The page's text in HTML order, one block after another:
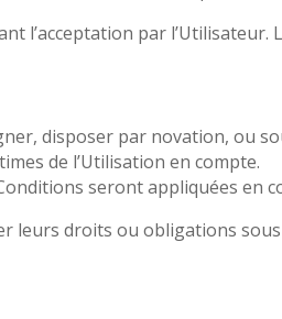
l’acceptation par
disposer par novation, ou
de l’Utilisation en compte.
seront appliquées en
leurs droits ou obligations